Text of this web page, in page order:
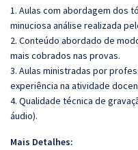
1. Aulas com abordagem dos
minuciosa análise realizada
2. Conteúdo abordado de
mais cobrados nas provas.
3. Aulas ministradas por
experiência na atividade
4. Qualidade técnica de
áudio).
Mais Detalhes: